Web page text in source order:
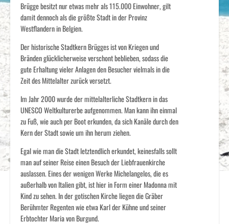
Brügge besitzt nur etwas mehr als 115.000 Einwohner, gilt
damit dennoch als die größte Stadt in der Provinz
Westflandern in Belgien.
Der historische Stadtkern Brügges ist von Kriegen und
Bränden glücklicherweise verschont beblieben, sodass die
gute Erhaltung vieler Anlagen den Besucher vielmals in die
Zeit des Mittelalter zurück versetzt.
Im Jahr 2000 wurde der mittelalterliche Stadtkern in das
UNESCO Weltkulturerbe aufgenommen. Man kann ihn einmal
zu Fuß, wie auch per Boot erkunden, da sich Kanäle durch den
Kern der Stadt sowie um ihn herum ziehen.
Egal wie man die Stadt letztendlich erkundet, keinesfalls sollt
man auf seiner Reise einen Besuch der Liebfrauenkirche
auslassen. Eines der wenigen Werke Michelangelos, die es
außerhalb von Italien gibt, ist hier in Form einer Madonna mit
Kind zu sehen. In der gotischen Kirche liegen die Gräber
Berühmter Regenten wie etwa Karl der Kühne und seiner
Erbtochter Maria von Burgund.